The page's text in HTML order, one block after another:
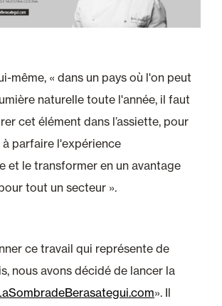
même, « dans un pays où l'on peut
naturelle toute l'année, il faut
cet élément dans l’assiette, pour
parfaire l'expérience
et le transformer en un avantage
tout un secteur ».
ce travail qui représente de
nous avons décidé de lancer la
». Il